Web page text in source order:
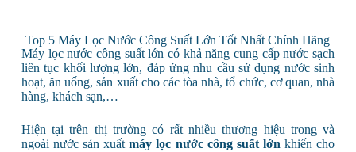
Top 5 Máy Lọc Nước Công Suất Lớn Tốt Nhất Chính Hãng
Máy lọc nước công suất lớn có khả năng cung cấp nước sạch
liên tục khối lượng lớn, đáp ứng nhu cầu sử dụng nước sinh
hoạt, ăn uống, sản xuất cho các tòa nhà, tổ chức, cơ quan, nhà
hàng, khách sạn,…
Hiện tại trên thị trường có rất nhiều thương hiệu trong và
ngoài nước sản xuấtmáy lọc nước công suất lớn khiến cho